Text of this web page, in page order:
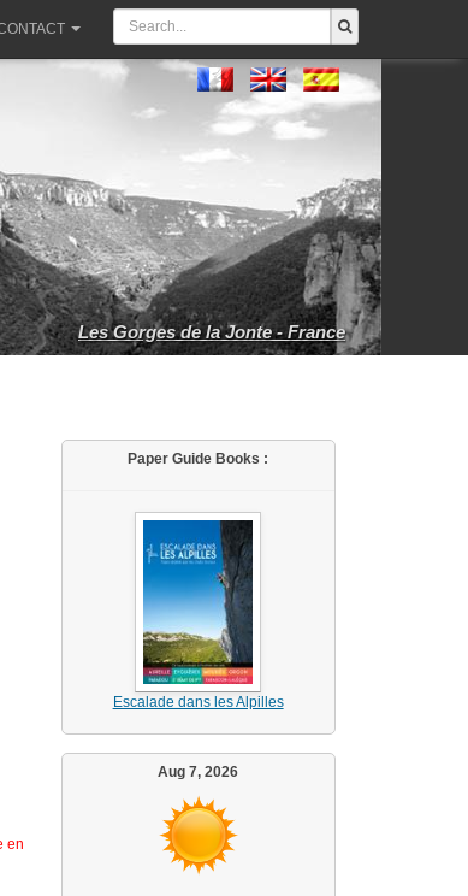
Les Gorges de la Jonte - France
en
Paper Guide Books :
Escalade dans les Alpilles
Aug 7, 2026